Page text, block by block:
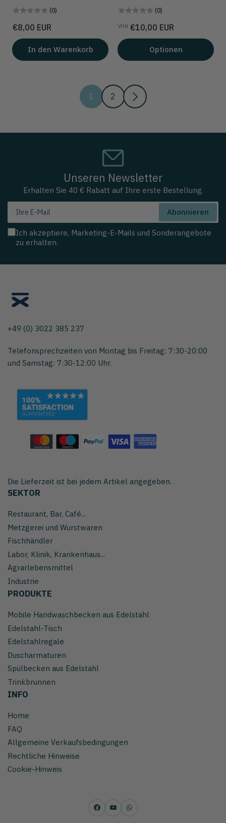
(0)
Preis
€8,00 EUR
In den Warenkorb
(0)
Preis
VON €10,00 EUR
Optionen
1 2
Unseren Newsletter
Erhalten Sie 40 € Rabatt auf Ihre erste Bestellung.
Mail
Abonnieren
Ich akzeptiere, Marketing-E-Mails und Sonderangebote
zu erhalten.
+49 (0) 3022 385 237
Telefonsprechzeiten von Montag bis Freitag: 7:30-20:00
und Samstag: 7:30-12:00 Uhr.
Die Lieferzeit ist bei jedem Artikel angegeben.
SEKTOR
Restaurant, Bar, Café...
Metzgerei und Wurstwaren
Fischhändler
Labor, Klinik, Krankenhaus...
Agrarlebensmittel
Industrie
PRODUKTE
Mobile Handwaschbecken aus Edelstahl
Edelstahl-Tisch
Edelstahlregale
Duscharmaturen
Spülbecken aus Edelstahl
Trinkbrunnen
INFO
Home
FAQ
Allgemeine Verkaufsbedingungen
Rechtliche Hinweise
Cookie-Hinweis
Facebook
YouTubeWhatsApp